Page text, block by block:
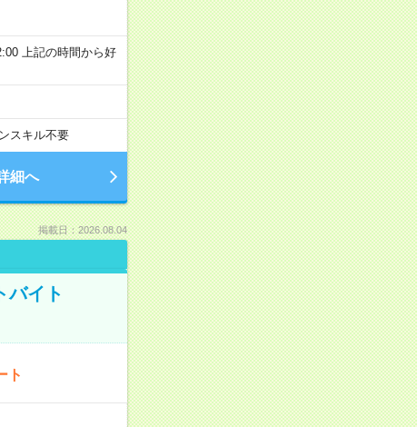
上記の時間から好
スキル不要
細へ
掲載日：2026.08.04
バイト
ト